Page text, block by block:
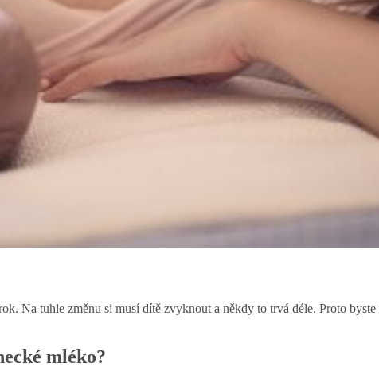
Na tuhle změnu si musí dítě zvyknout a někdy to trvá déle. Proto
mléko?